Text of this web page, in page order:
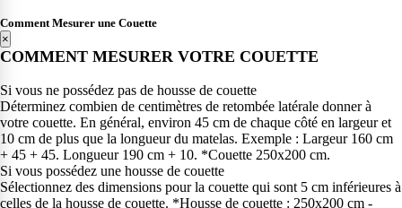
Comment Mesurer une Couette
×
COMMENT MESURER VOTRE COUETTE
Si vous ne possédez pas de housse de couette
Déterminez combien de centimètres de retombée latérale donner à
votre couette. En général, environ 45 cm de chaque côté en largeur et
10 cm de plus que la longueur du matelas. Exemple : Largeur 160 cm
+ 45 + 45. Longueur 190 cm + 10. *Couette 250x200 cm.
Si vous possédez une housse de couette
Sélectionnez des dimensions pour la couette qui sont 5 cm inférieures à
celles de la housse de couette. *Housse de couette : 250x200 cm -